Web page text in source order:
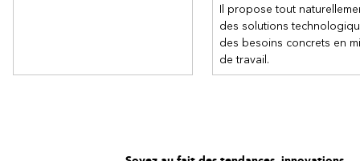
Insérer des champs et des caractères spéciaux
Organiser les objets : forme, image et trait
Il propose tout
des solutions
des besoins concrets en
de travail.